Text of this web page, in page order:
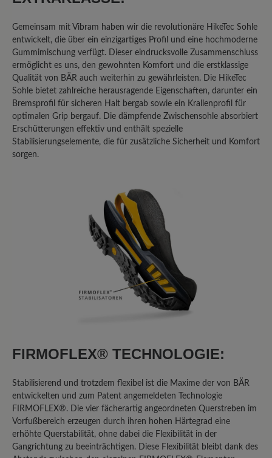
wirbt mit Qualität, Komfort und
Langlebigkeit. Meine persönlichen
Erfahrungen zeichnen jedoch ein völlig
anderes Bild und führen zu dem klaren
Fazit: Dieser Schuh ist sein Geld nicht
wert, und die Firma Bär liefert nicht die
Qualität ab, die man bei diesem Preis
erwarten darf. Gekauft habe ich die
Schuhe im Juni 2023. Nach nicht einmal
zwei Jahren normaler Nutzung, bei der
die ein weiteres Benutzen
UNMÖGLICH machen. Diese Mängel
sind bei einem Produkt dieser
Preisklasse schlicht inakzeptabel:
GERISSENES FERSENFUTTER: An
beiden Schuhen ist das Futter im
Fersenbereich gerissen. Dies deutet für
mich klar auf ein Material- oder
Verarbeitungsproblem hin, nicht auf
GEBROCHENE HINTERKAPPEN:
schwerwiegend ist, dass die
Hinterkappen beider Schuhe gebrochen
sind. Dies ist ein struktureller Defekt,
der die Stabilität und Sicherheit des
Schuhs beeinträchtigt und bei einem
Gemeinsam mit Vibram haben wir die revolutionäre HikeTec Sohle
entwickelt, die über ein einzigartiges Profil und eine hochmoderne
Gummimischung verfügt. Dieser eindrucksvolle Zusammenschluss
ermöglicht es uns, den gewohnten Komfort und die erstklassige
Qualität von BÄR auch weiterhin zu gewährleisten. Die HikeTec
Sohle bietet zahlreiche herausragende Eigenschaften, darunter ein
Bremsprofil für sicheren Halt bergab sowie ein Krallenprofil für
optimalen Grip bergauf. Die dämpfende Zwischensohle absorbiert
Erschütterungen effektiv und enthält spezielle
Stabilisierungselemente, die für zusätzliche Sicherheit und Komfort
sorgen.
FIRMOFLEX® TECHNOLOGIE:
Stabilisierend und trotzdem flexibel ist die Maxime der von BÄR
entwickelten und zum Patent angemeldeten Technologie
FIRMOFLEX®. Die vier fächerartig angeordneten Querstreben im
Vorfußbereich erzeugen durch ihren hohen Härtegrad eine
erhöhte Querstabilität, ohne dabei die Flexibilität in der
Gangrichtung zu beeinträchtigen. Diese Flexibilität bleibt dank des